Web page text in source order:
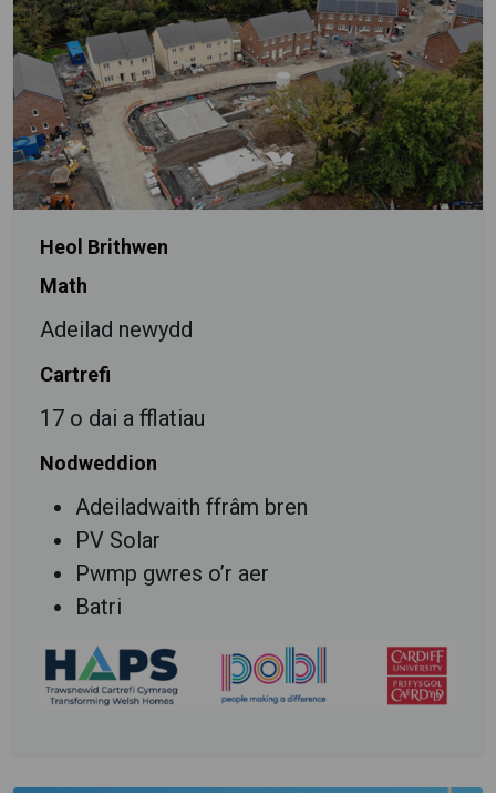
Heol Brithwen
Math
Adeilad newydd
Cartrefi
17 o dai a fflatiau
Nodweddion
Adeiladwaith ffrâm bren
PV Solar
Pwmp gwres o’r aer
Batri